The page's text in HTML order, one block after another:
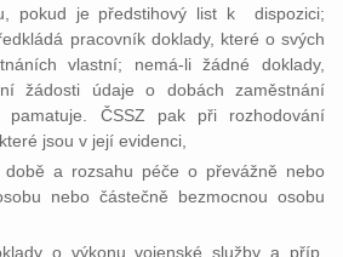
pokud je předstihový list k dispozici;
pracovník doklady, které o svých
vlastní; nemá-li žádné doklady,
žádosti údaje o dobách zaměstnání
pamatuje. ČSSZ pak při rozhodování
jsou v její evidenci,
době a rozsahu péče o převážně nebo
nebo částečně bezmocnou osobu
o výkonu vojenské služby a příp.